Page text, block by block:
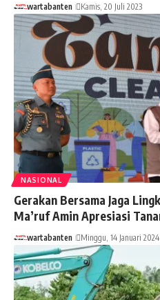
wartabanten Kamis, 20 Juli 2023
NASIONAL
Gerakan Bersama Jaga
Ma’ruf Amin Apresiasi
wartabanten Minggu, 14 Januari 2024